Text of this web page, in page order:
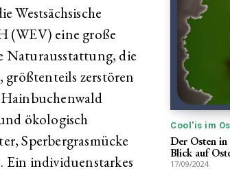
Westsächsische
(WEV) eine große
Naturausstattung, die
größtenteils zerstören
ökologisch
Sperbergrasmücke
Ein individuenstarkes
Cool'is im
Der Osten
Blick auf
17/09/2024